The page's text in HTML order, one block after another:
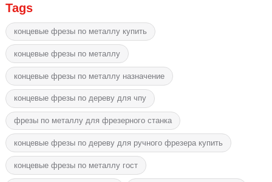
Tags
концевые фрезы по металлу купить
концевые фрезы по металлу
концевые фрезы по металлу назначение
концевые фрезы по дереву для чпу
фрезы по металлу для фрезерного станка
концевые фрезы по дереву для ручного фрезера купить
концевые фрезы по металлу гост